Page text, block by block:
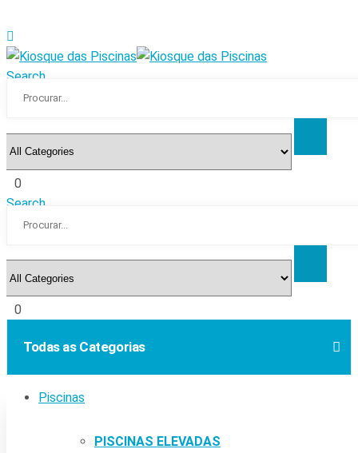
Search
0
Search
0
Todas as Categorias
Piscinas
PISCINAS ELEVADAS